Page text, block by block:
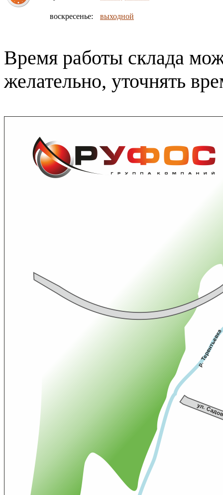
воскресенье: выходной
Время работы склада
желательно, уточнять